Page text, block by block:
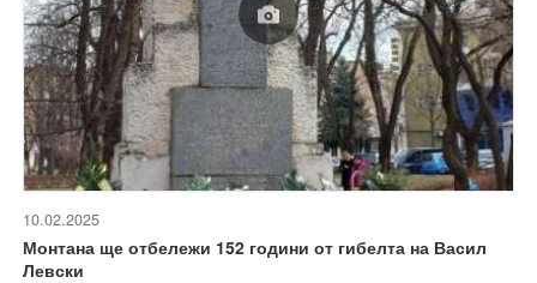
10.02.2025
Монтана ще отбележи 152 години от гибелта на Васил
Левски